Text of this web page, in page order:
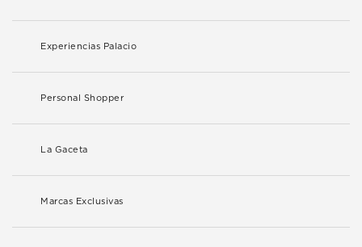
Experiencias Palacio
Personal Shopper
La Gaceta
Marcas Exclusivas